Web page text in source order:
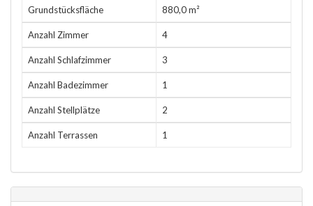
Grundstücksfläche 880,0 m²
Anzahl Zimmer 4
Anzahl Schlafzimmer 3
Anzahl Badezimmer 1
Anzahl Stellplätze 2
Anzahl Terrassen 1